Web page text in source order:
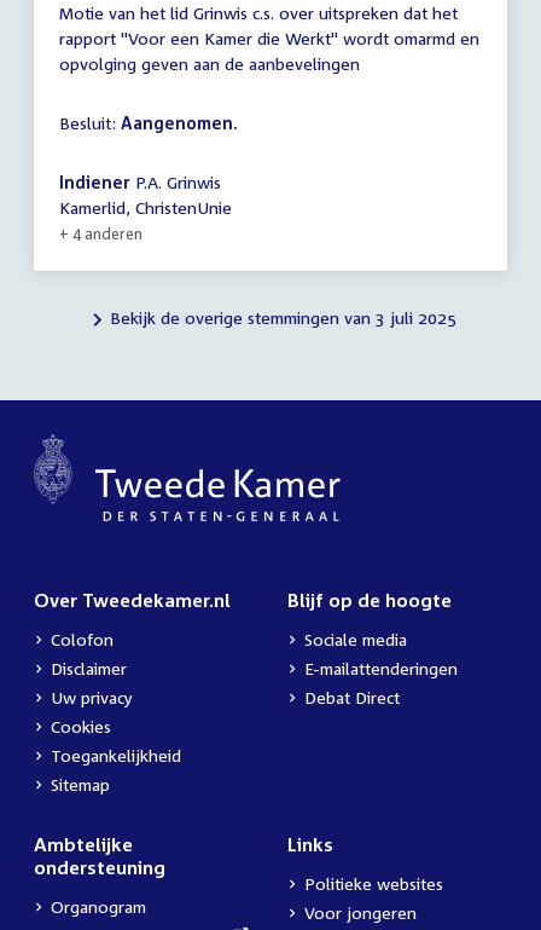
Motie van het lid Grinwis c.s. over uitspreken dat het
rapport "Voor een Kamer die Werkt" wordt omarmd en
opvolging geven aan de aanbevelingen
Besluit: Aangenomen.
Indiener P.A. Grinwis
Kamerlid, ChristenUnie
+ 4 anderen
Bekijk de overige stemmingen van 3 juli 2025
Over Tweedekamer.nl
Colofon
Disclaimer
Uw privacy
Cookies
Toegankelijkheid
Sitemap
Blijf op de hoogte
Sociale media
E-mailattenderingen
Debat Direct
Ambtelijke
ondersteuning
Organogram
Links
Politieke websites
Voor jongeren